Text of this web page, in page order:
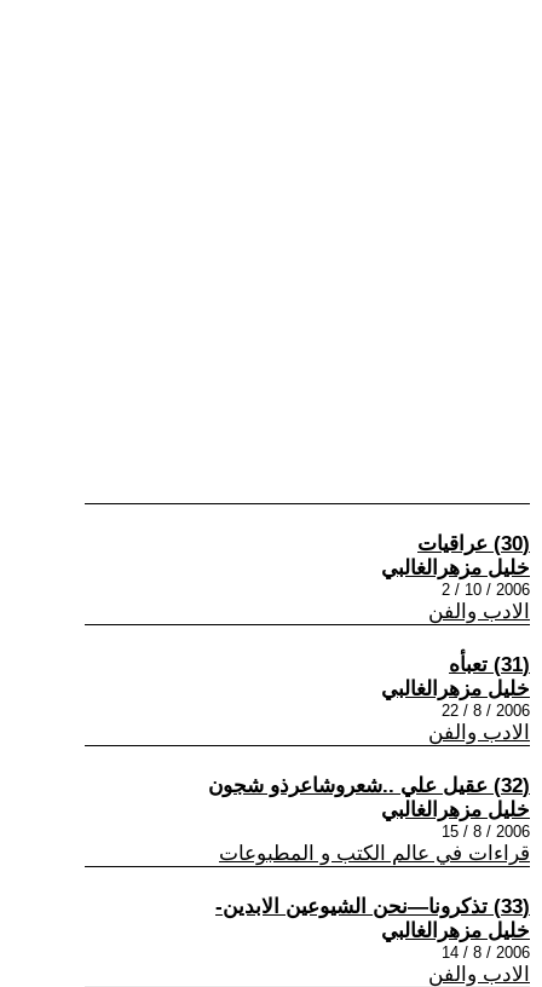
(30) عراقيات
خليل مزهرالغالبي
2006 / 10 / 2
الادب والفن
(31) تعبأه
خليل مزهرالغالبي
2006 / 8 / 22
الادب والفن
(32) عقيل علي ..شعروشاعرذو شجون
خليل مزهرالغالبي
2006 / 8 / 15
قراءات في عالم الكتب و المطبوعات
(33) تذكرونا—نحن الشيوعين الابدين-
خليل مزهرالغالبي
2006 / 8 / 14
الادب والفن